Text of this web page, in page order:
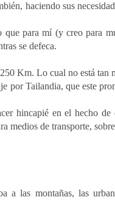
haciendo sus
para mí (y creo para
se defeca.
Km. Lo cual no está tan
por Tailandia, que este
hincapié en el hecho
medios de transporte,
a las montañas, las